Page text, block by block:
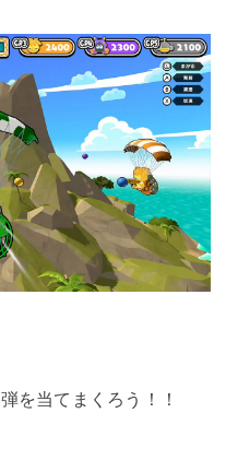
を当てまくろう！！